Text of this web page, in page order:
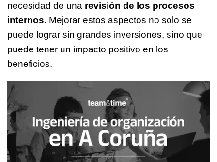
necesidad de una revisión de los procesos
internos. Mejorar estos aspectos no solo se
puede lograr sin grandes inversiones, sino que
puede tener un impacto positivo en los
beneficios.